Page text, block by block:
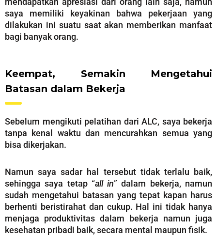
saya memiliki keyakinan bahwa pekerjaan yang
dilakukan ini suatu saat akan memberikan manfaat
bagi banyak orang.
Keempat, Semakin Mengetahui
Batasan dalam Bekerja
Sebelum mengikuti pelatihan dari ALC, saya bekerja
tanpa kenal waktu dan mencurahkan semua yang
bisa dikerjakan.
Namun saya sadar hal tersebut tidak terlalu baik,
sehingga saya tetap “all in” dalam bekerja, namun
sudah mengetahui batasan yang tepat kapan harus
berhenti beristirahat dan cukup. Hal ini tidak hanya
menjaga produktivitas dalam bekerja namun juga
kesehatan pribadi baik, secara mental maupun fisik.